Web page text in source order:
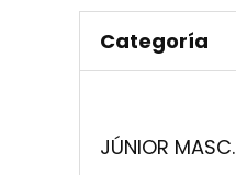
Categoría
JÚNIOR MASC.